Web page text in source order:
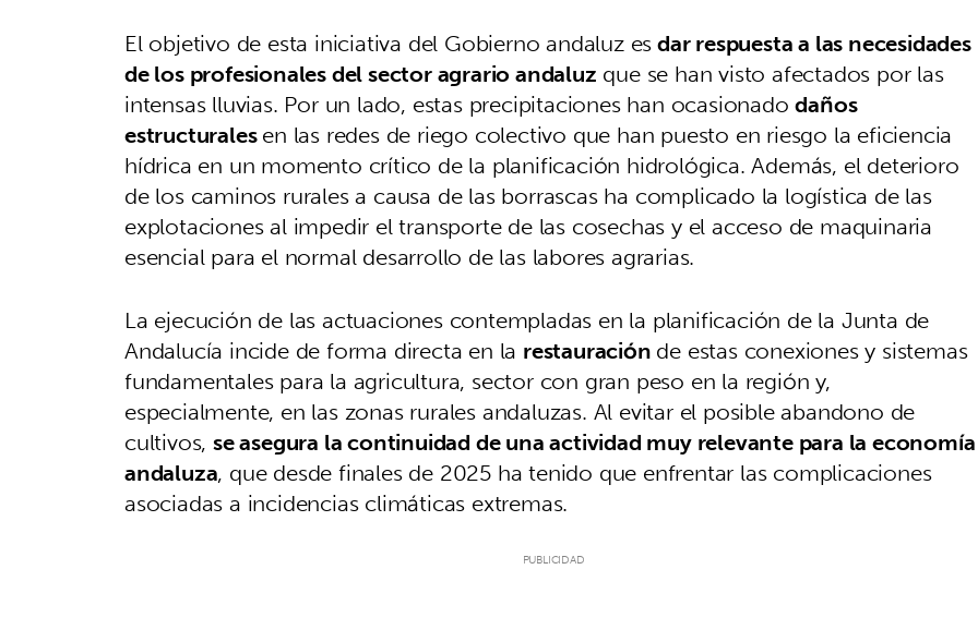
El objetivo de esta iniciativa del Gobierno andaluz esdar respuesta a las necesidades
de los profesionales del sector agrario andaluz que se han visto afectados por las
intensas lluvias. Por un lado, estas precipitaciones han ocasionadodaños
estructuralesen las redes de riego colectivo que han puesto en riesgo la eficiencia
hídrica en un momento crítico de la planificación hidrológica. Además, el deterioro
de los caminos rurales a causa de las borrascas ha complicado la logística de las
explotaciones al impedir el transporte de las cosechas y el acceso de maquinaria
esencial para el normal desarrollo de las labores agrarias.
La ejecución de las actuaciones contempladas en la planificación de la Junta de
Andalucía incide de forma directa en la restauraciónde estas conexiones y sistemas
fundamentales para la agricultura, sector con gran peso en la región y,
especialmente, en las zonas rurales andaluzas. Al evitar el posible abandono de
cultivos,se asegura la continuidad de una actividad muy relevante para la economía
andaluza, que desde finales de 2025 ha tenido que enfrentar las complicaciones
asociadas a incidencias climáticas extremas.